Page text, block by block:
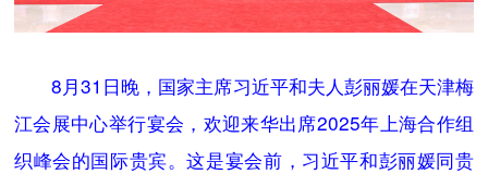
8月31日晚，国家主席习近平和夫人彭丽媛在天津梅
江会展中心举行宴会，欢迎来华出席2025年上海合作组
织峰会的国际贵宾。这是宴会前，习近平和彭丽媛同贵